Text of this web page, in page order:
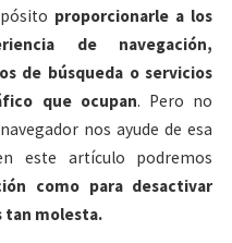
proporcionarle a los
de navegación,
de búsqueda o servicios
que ocupan. Pero no
nos ayude de esa
este artículo podremos
como para desactivar
tan molesta.